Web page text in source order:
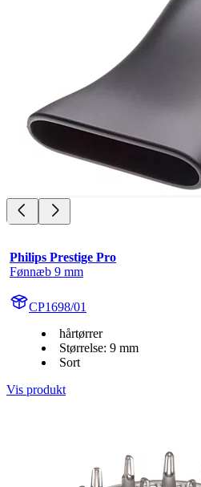
Philips Prestige Pro
Fønnæb 9 mm
CP1698/01
hårtørrer
Størrelse: 9 mm
Sort
Vis produkt